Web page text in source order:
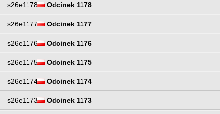
s26e1178 Odcinek 1178
s26e1177 Odcinek 1177
s26e1176 Odcinek 1176
s26e1175 Odcinek 1175
s26e1174 Odcinek 1174
s26e1173 Odcinek 1173